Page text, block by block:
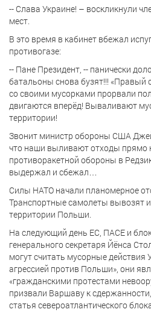
-- Слава Украине! – воскликнули
мест.
В это время в кабинет вбежал
противогазе:
-- Пане Президент, -- панически
батальоны снова бузят!!! «Правый
со своими мусорками прорвали
двигаются вперёд! Вываливают
территории!
Звонит министр обороны США
что наши выливают отходы прямо
противоракетной обороны в
выдержал и сбежал…
Силы НАТО начали планомерное
Транспортные самолеты вывозят
территории Польши.
На следующий день ЕС, ПАСЕ и
генерального секретаря Йёнса
могут считать мусорные
агрессией против Польши», они
«гражданскими протестами
призвали Варшаву к
статья североатлантического